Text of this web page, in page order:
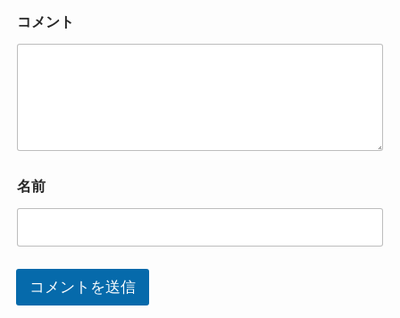
コメント
名前
コメントを送信